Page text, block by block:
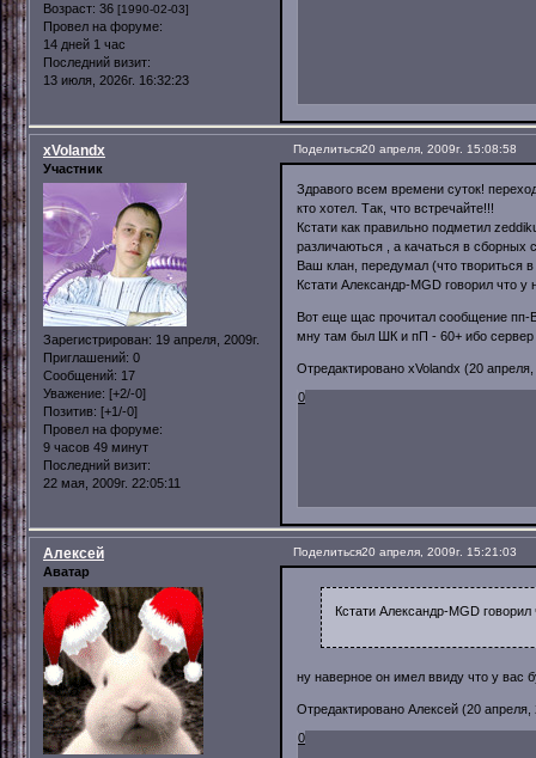
Возраст: 36 [1990-02-03]
Провел на форуме:
14 дней 1 час
Последний визит:
13 июля, 2026г. 16:32:23
Поделиться20 апреля, 2009г. 15:08:58
xVolandx
Участник
Зарегистрирован: 19 апреля, 2009г.
Приглашений: 0
Сообщений: 17
Уважение: [+2/-0]
Позитив: [+1/-0]
Провел на форуме:
9 часов 49 минут
Последний визит:
22 мая, 2009г. 22:05:11
Здравого всем времени суток!
кто хотел. Так, что встречайте!!!
Кстати как правильно подметил
различаються , а качаться в сборных
Ваш клан, передумал (что твориться в
Кстати Александр-MGD говорил что
Вот еще щас прочитал сообщение пп-
мну там был ШК и пП - 60+ ибо сервер
Отредактировано xVolandx (20 апреля,
0
Поделиться20 апреля, 2009г. 15:21:03
Алексей
Аватар
Кстати Александр-MGD
ну наверное он имел ввиду что у вас
Отредактировано Алексей (20 апреля,
0